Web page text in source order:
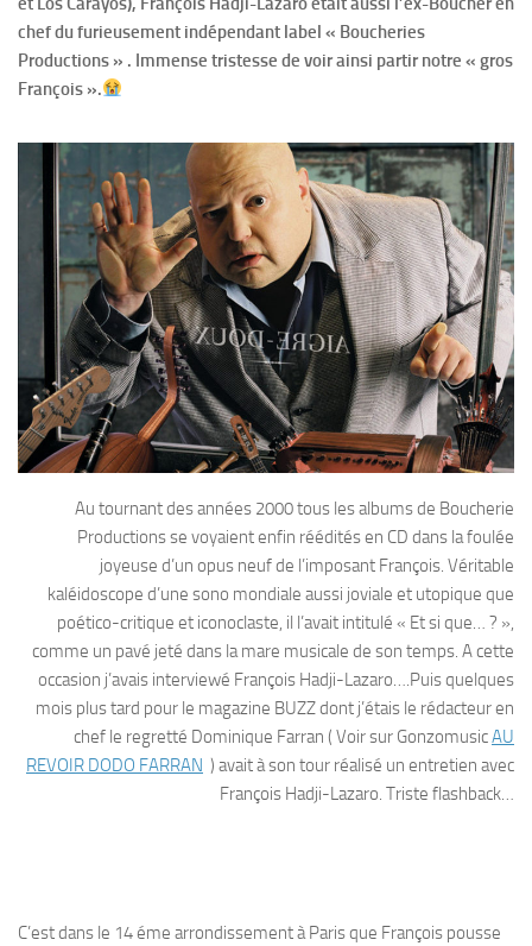
chef du furieusement indépendant label « Boucheries
Productions » . Immense tristesse de voir ainsi partir notre « gros
François ».
Au tournant des années 2000 tous les albums de Boucherie
Productions se voyaient enfin réédités en CD dans la foulée
joyeuse d’un opus neuf de l’imposant François. Véritable
kaléidoscope d’une sono mondiale aussi joviale et utopique que
poético-critique et iconoclaste, il l’avait intitulé « Et si que… ? »,
comme un pavé jeté dans la mare musicale de son temps. A cette
occasion j’avais interviewé François Hadji-Lazaro….Puis quelques
mois plus tard pour le magazine BUZZ dont j’étais le rédacteur en
chef le regretté Dominique Farran ( Voir sur GonzomusicAU
REVOIR DODO FARRAN ) avait à son tour réalisé un entretien avec
François Hadji-Lazaro. Triste flashback…
C’est dans le 14 éme arrondissement à Paris que François pousse